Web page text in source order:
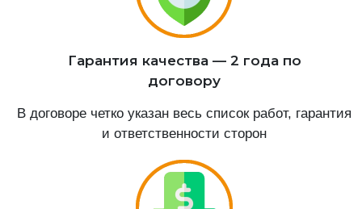
Гарантия качества — 2 года по
договору
В договоре четко указан весь список работ, гарантия
и ответственности сторон